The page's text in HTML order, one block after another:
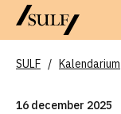
SULF / Kalendarium
16 december 2025